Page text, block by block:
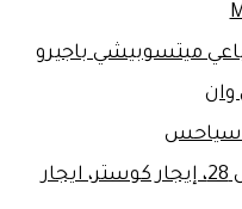
ميتسوبيشي باجيرو
وان
سياحس
ايجار اتوبيس 33 ايجار اتوبيس 28، إيجار كوستر، ايجار